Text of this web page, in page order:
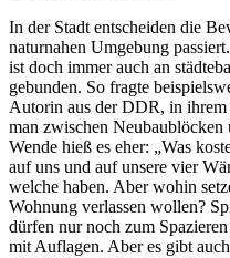
In der Stadt entscheiden die
naturnahen Umgebung
ist doch immer auch an
gebunden. So fragte
Autorin aus der DDR, in
man zwischen Neubaublöcken
Wende hieß es eher: „Was
auf uns und auf unsere vier
welche haben. Aber wohin
Wohnung verlassen wollen?
dürfen nur noch zum
mit Auflagen. Aber es gibt